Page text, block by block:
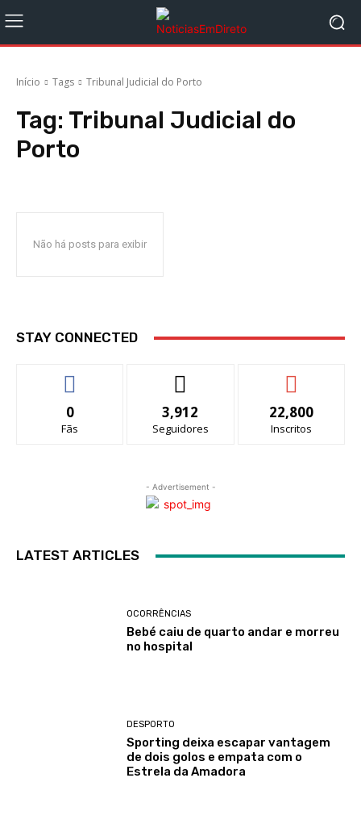
Início Tags Tribunal Judicial do Porto
Tag: Tribunal Judicial do
Porto
Não há posts para exibir
STAY CONNECTED
0
Fãs
3,912
Seguidores
22,800
Inscritos
- Advertisement -
LATEST ARTICLES
OCORRÊNCIAS
Bebé caiu de quarto andar e morreu
no hospital
DESPORTO
Sporting deixa escapar vantagem
de dois golos e empata com o
Estrela da Amadora